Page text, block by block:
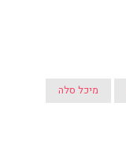
מיכל סלה